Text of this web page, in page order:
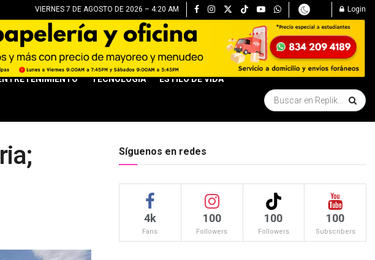
VIERNES 7 DE AGOSTO DE 2026 – 4:20 AM Login
TECNOLOGÍA ESTILO DE VIDA
Síguenos en redes
4k
Fans
100
Followers
100
Followers
100
Subscribers